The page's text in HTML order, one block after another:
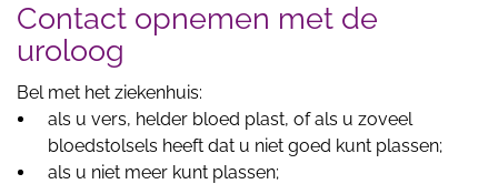
Contact opnemen met de
uroloog
Bel met het ziekenhuis:
als u vers, helder bloed plast, of als u zoveel
bloedstolsels heeft dat u niet goed kunt plassen;
als u niet meer kunt plassen;